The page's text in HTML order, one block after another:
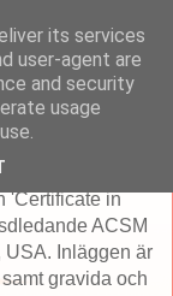
hälsa i samband
därefter. Dan
training pre/post
'Certificate in
ACSM
USA. Inläggen är
gravida och
its services
user-agent are
and security
usage